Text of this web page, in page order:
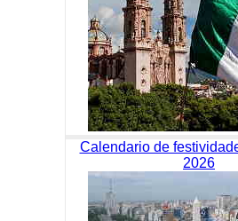
Calendario de
2026